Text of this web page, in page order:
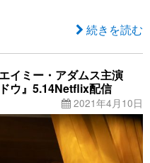
続きを読む
イミー・アダムス主演
ウ』5.14Netflix配信
2021年4月10日